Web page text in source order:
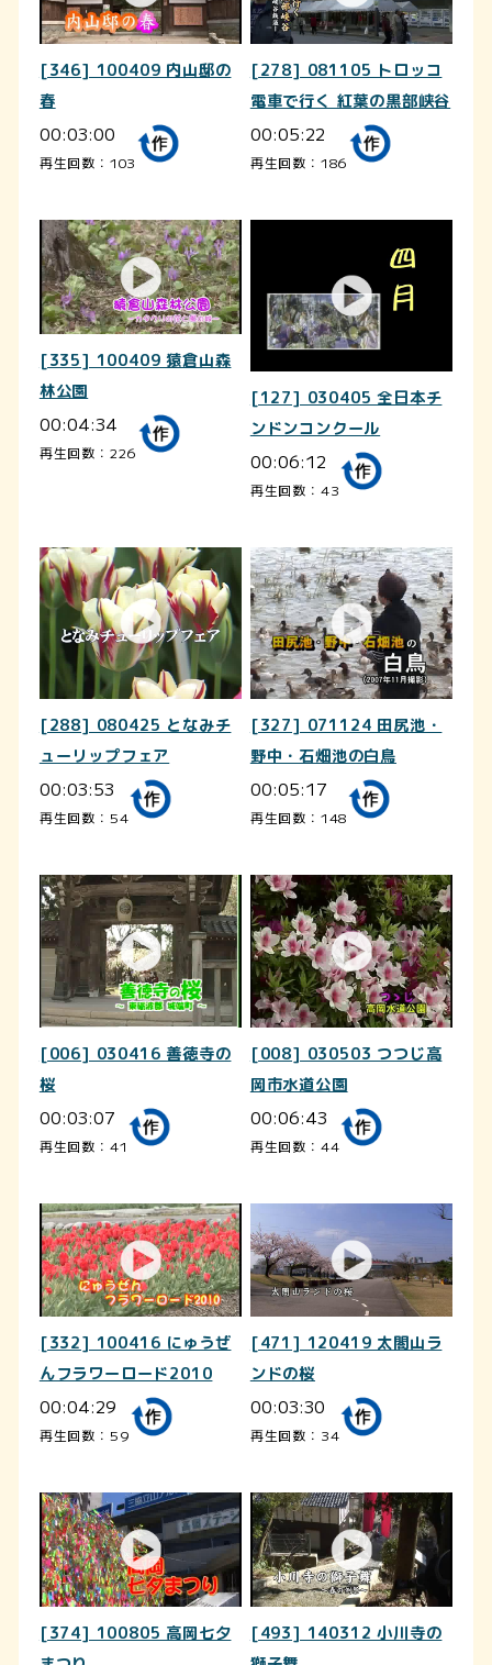
[346] 100409 内山邸の
春
00:03:00
再生回数：103
[278] 081105 トロッコ
電車で行く 紅葉の黒部峡谷
00:05:22
再生回数：186
[335] 100409 猿倉山森
林公園
00:04:34
再生回数：226
[127] 030405 全日本チ
ンドンコンクール
00:06:12
再生回数：43
[288] 080425 となみチ
ューリップフェア
00:03:53
再生回数：54
[327] 071124 田尻池・
野中・石畑池の白鳥
00:05:17
再生回数：148
[006] 030416 善徳寺の
桜
00:03:07
再生回数：41
[008] 030503 つつじ高
岡市水道公園
00:06:43
再生回数：44
[332] 100416 にゅうぜ
んフラワーロード2010
00:04:29
再生回数：59
[471] 120419 太閤山ラ
ンドの桜
00:03:30
再生回数：34
[374] 100805 高岡七夕
[493] 140312 小川寺の